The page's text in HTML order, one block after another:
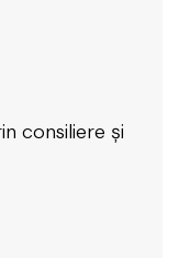
consiliere și